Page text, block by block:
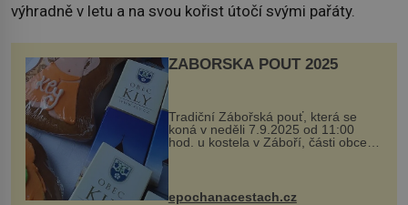
výhradně v letu a na svou kořist útočí svými pařáty.
ZÁBOŘSKÁ POUŤ 2025
Tradiční Zábořská pouť, která se
koná v neděli 7.9.2025 od 11:00
hod. u kostela v Záboří, části obce
Kly u Mělníka. V programu naleznete
komentovanou prohlídku kostela,
epochanacestach.cz